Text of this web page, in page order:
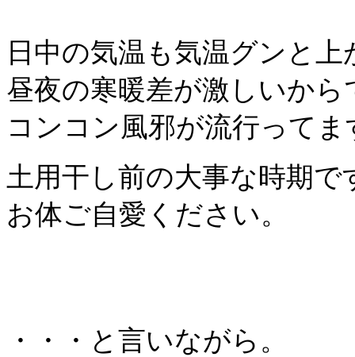
日中の気温も気温グンと上
昼夜の寒暖差が激しいから
コンコン風邪が流行ってま
土用干し前の大事な時期で
お体ご自愛ください。
・・・と言いながら。